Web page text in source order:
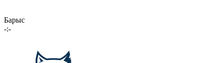
Барыс
-:-